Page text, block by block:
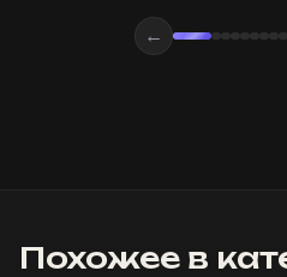
←
Похожее в